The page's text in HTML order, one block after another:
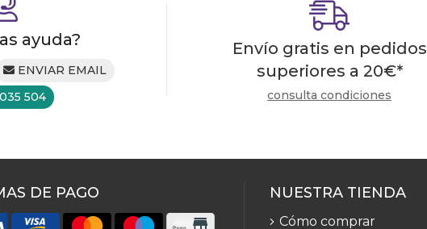
ayuda?
ENVIAR EMAIL
504
Envío gratis en pedidos
superiores a 20€*
consulta condiciones
DE PAGO NUESTRA TIENDA
Cómo comprar